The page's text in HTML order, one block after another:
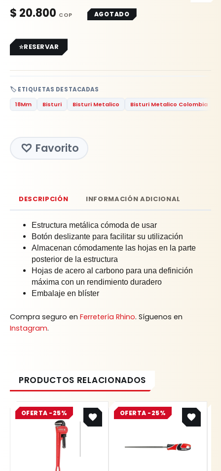
$ 20.800 AGOTADO
🏷️ ETIQUETAS DESTACADAS
18Mm
Bisturi Bisturi Metalico Bisturi Metalico Colombia
RESERVAR
Favorito
DESCRIPCIÓN INFORMACIÓN ADICIONAL
Estructura metálica cómoda de usar
Botón deslizante para facilitar su utilización
Almacenan cómodamente las hojas en la parte
posterior de la estructura
Hojas de acero al carbono para una definición
máxima con un rendimiento duradero
Embalaje en blíster
Compra seguro en Ferretería Rhino. Síguenos en
Instagram.
OFERTA -25%
Original
price
was:
$ 36.900.
Current
price
is:
$ 27.675.
OFERTA -25%
Original
price
was:
Current
price
is: